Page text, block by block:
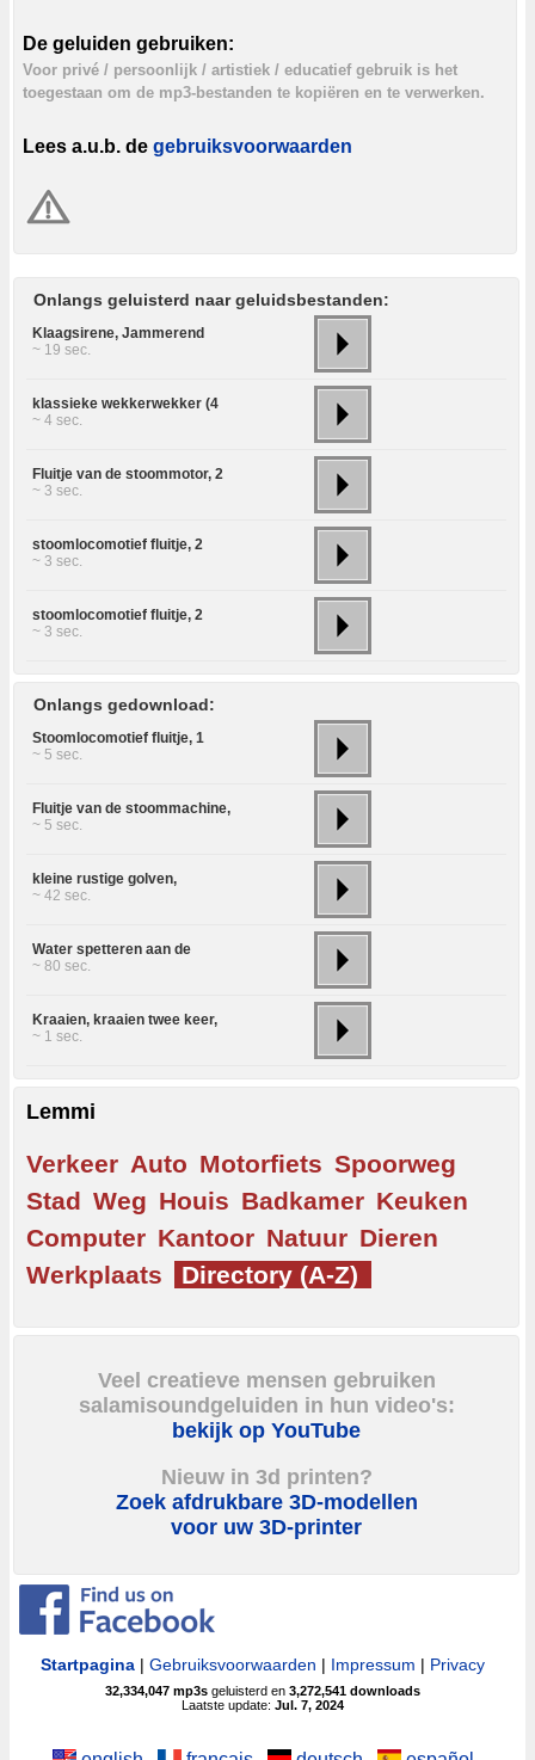
De geluiden gebruiken:
Voor privé / persoonlijk / artistiek / educatief gebruik is het
toegestaan om de mp3-bestanden te kopiëren en te verwerken.
Lees a.u.b. de gebruiksvoorwaarden
Onlangs geluisterd naar geluidsbestanden:
Klaagsirene, Jammerend
~ 19 sec.
klassieke wekkerwekker (4
~ 4 sec.
Fluitje van de stoommotor, 2
~ 3 sec.
stoomlocomotief fluitje, 2
~ 3 sec.
stoomlocomotief fluitje, 2
~ 3 sec.
Onlangs gedownload:
Stoomlocomotief fluitje, 1
~ 5 sec.
Fluitje van de stoommachine,
~ 5 sec.
kleine rustige golven,
~ 42 sec.
Water spetteren aan de
~ 80 sec.
Kraaien, kraaien twee keer,
~ 1 sec.
Lemmi
Verkeer Auto Motorfiets Spoorweg
Stad Weg Houis Badkamer Keuken
Computer Kantoor Natuur Dieren
Werkplaats
Directory (A-Z)
Veel creatieve mensen gebruiken
salamisoundgeluiden in hun video's:
bekijk op YouTube
Nieuw in 3d printen?
Zoek afdrukbare 3D-modellen
voor uw 3D-printer
Startpagina| Gebruiksvoorwaarden | Impressum | Privacy
32,334,047 mp3sgeluisterd en 3,272,541 downloads
Laatste update: Jul. 7, 2024